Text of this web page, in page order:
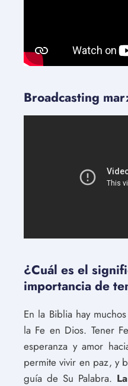
Broadcasting
¿Cuál es el
importancia de
En la Biblia hay
la Fe en Dios. Tener
esperanza y amor
permite vivir en paz, y
guía de Su Palabra.